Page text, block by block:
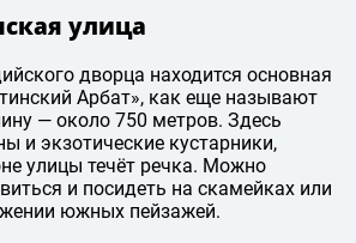
улица
дворца находится основная
Арбат», как еще называют
— около 750 метров. Здесь
и экзотические кустарники,
улицы течёт речка. Можно
и посидеть на скамейках или
южных пейзажей.